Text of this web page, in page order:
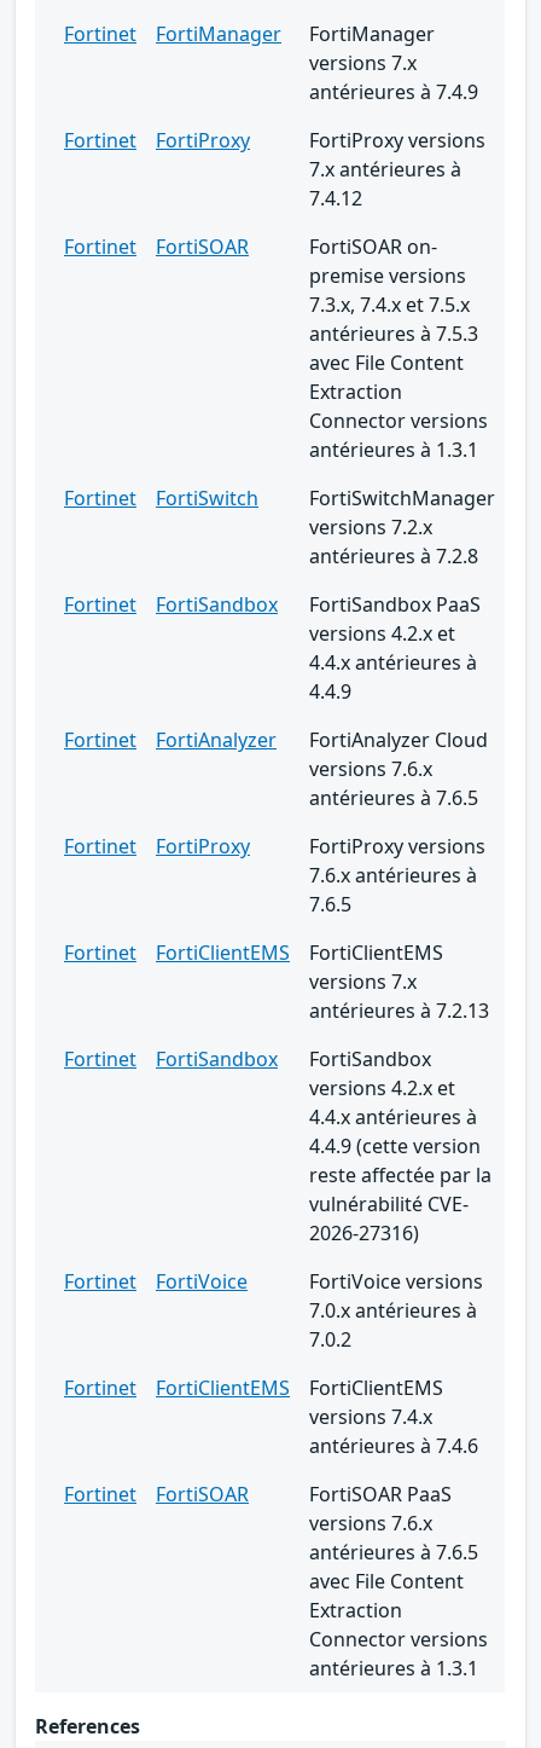
Fortinet FortiManager
FortiManager
versions 7.x
antérieures à 7.4.9
Fortinet
FortiProxy
FortiProxy versions
7.x antérieures à
7.4.12
Fortinet
FortiSOAR
FortiSOAR on-
premise versions
7.3.x, 7.4.x et 7.5.x
antérieures à 7.5.3
avec File Content
Extraction
Connector versions
antérieures à 1.3.1
Fortinet
FortiSwitch
FortiSwitchManager
versions 7.2.x
antérieures à 7.2.8
Fortinet
FortiSandbox
FortiSandbox PaaS
versions 4.2.x et
4.4.x antérieures à
4.4.9
Fortinet
FortiAnalyzer
FortiAnalyzer Cloud
versions 7.6.x
antérieures à 7.6.5
Fortinet
FortiProxy
FortiProxy versions
7.6.x antérieures à
7.6.5
Fortinet
FortiClientEMS
FortiClientEMS
versions 7.x
antérieures à 7.2.13
Fortinet
FortiSandbox
FortiSandbox
versions 4.2.x et
4.4.x antérieures à
4.4.9 (cette version
reste affectée par la
vulnérabilité CVE-
2026-27316)
Fortinet
FortiVoice
FortiVoice versions
7.0.x antérieures à
7.0.2
Fortinet
FortiClientEMS
FortiClientEMS
versions 7.4.x
antérieures à 7.4.6
Fortinet
FortiSOAR
FortiSOAR PaaS
versions 7.6.x
antérieures à 7.6.5
avec File Content
Extraction
Connector versions
antérieures à 1.3.1
References